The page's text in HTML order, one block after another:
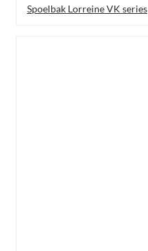
Spoelbak Lorreine VK series